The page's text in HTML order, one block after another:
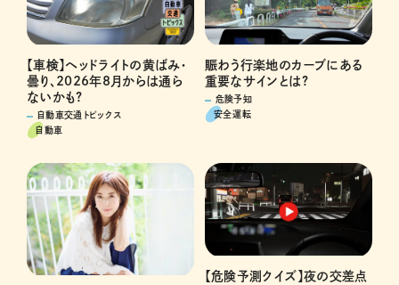
【車検】ヘッドライトの黄ばみ・
曇り、2026年8月からは通ら
ないかも?
自動車交通トピックス
自動車
賑わう行楽地のカーブにある
重要なサインとは?
危険予知
安全運転
【危険予測クイズ】夜の交差点